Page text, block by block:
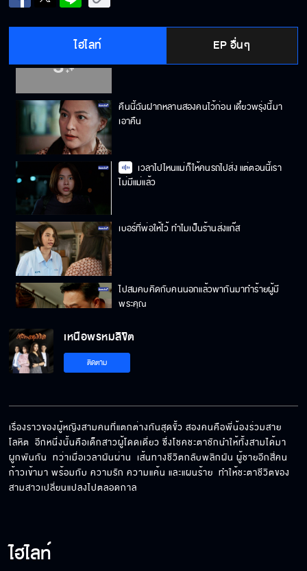
ไฮไลท์ EP อื่นๆ
คิดจะอยู่บ้านนี้ก็ต้องทำงานแลกข้าว
คืนนี้ฉันฝากหลานสองคนไว้ก่อน เดี๋ยวพรุ่งนี้มา
เอาคืน
เวลาไปไหนแม่ก็ให้คนรถไปส่ง แต่ตอนนี้เรา
ไม่มีแม่แล้ว
เบอร์ที่พ่อให้ไว้ ทำไมเป็นร้านส่งแก๊ส
ไปสมคบคิดกับคนนอกแล้วพากันมาทำร้ายผู้มี
พระคุณ
ทำไมพ่อกับแม่ต้องตาย หนีเราไปอยู่บนฟ้า
เพื่อนซี้ยังไง เงิน 200 ยังกลัวเราโกง
เหนือพรหมลิขิต
ติดตาม
เรื่องราวของผู้หญิงสามคนที่แตกต่างกันสุดขั้ว สองคนคือพี่น้องร่วมสาย
โลหิต  อีกหนึ่งนั้นคือเด็กสาวผู้โดดเดี่ยว ซึ่งโชคชะตาชักนำให้ทั้งสามได้มา
ผูกพันกัน  ทว่าเมื่อเวลาผันผ่าน  เส้นทางชีวิตกลับพลิกผัน ผู้ชายอีกสี่คน
ก้าวเข้ามา พร้อมกับ ความรัก ความแค้น และแผนร้าย  ทำให้ชะตาชีวิตของ
สามสาวเปลี่ยนแปลงไปตลอดกาล
ไฮไลท์